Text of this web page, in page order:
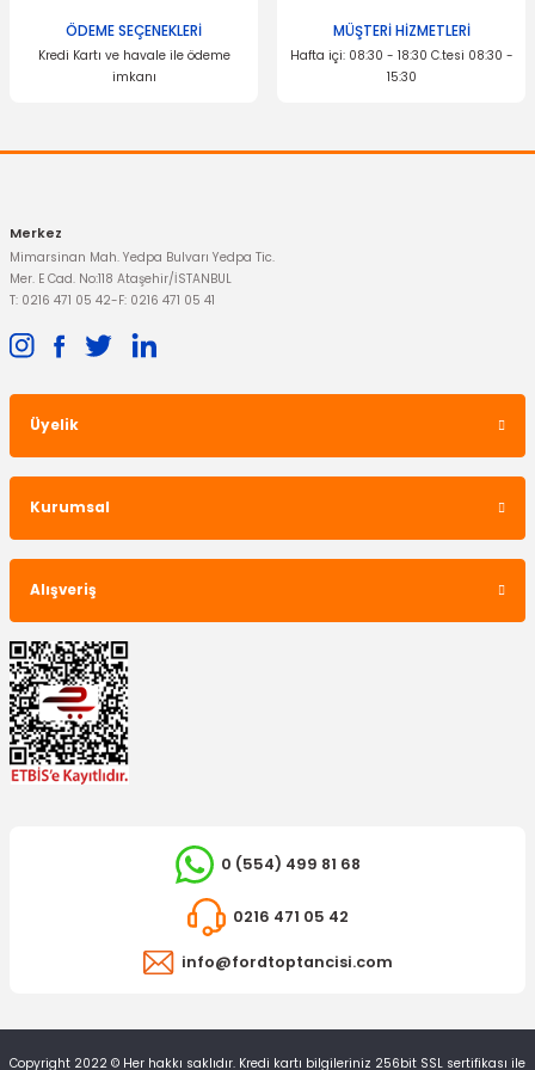
İTHAL ÜRÜN
OTOSAN
512,18 TL
Silecek Süpürgesi Fiesta
775,33 TL
ÖDEME SEÇENEKLERİ
Kredi Kartı ve havale ile ödeme
imkanı
MÜŞTERİ HİZMETLERİ
Hafta içi: 08:30 - 18:30 C.tesi 08:30 -
15:30
Merkez
Mimarsinan Mah. Yedpa Bulvarı Yedpa Tic.
Mer. E Cad. No:118 Ataşehir/İSTANBUL
T: 0216 471 05 42-F: 0216 471 05 41
Üyelik
Kurumsal
Alışveriş
0 (554) 499 81 68
0216 471 05 42
info@fordtoptancisi.com
Copyright 2022 © Her hakkı saklıdır. Kredi kartı bilgileriniz 256bit SSL sertifikası ile